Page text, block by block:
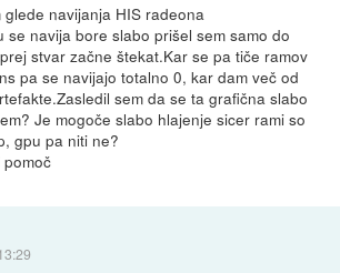
navijanja HIS radeona
se navija bore slabo prišel sem samo do
stvar začne štekat.Kar se pa tiče ramov
pa se navijajo totalno 0, kar dam več od
sem da se ta grafična slabo
Je mogoče slabo hlajenje sicer rami so
gpu pa niti ne?